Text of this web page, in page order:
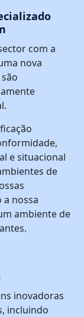
com a
nova
e situacional
de
a nossa
ambiente de
inovadoras
incluindo